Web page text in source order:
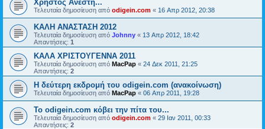
Χρηστός Ανέστη...
Τελευταία δημοσίευση από odigein.com « 16 Απρ 2012, 20:38
ΚΑΛΗ ΑΝΑΣΤΑΣΗ 2012
Τελευταία δημοσίευση από Johnny « 13 Απρ 2012, 18:42
Απαντήσεις: 1
ΚΑΛΑ ΧΡΙΣΤΟΥΓΕΝΝΑ 2011
Τελευταία δημοσίευση από MacPap « 24 Δεκ 2011, 21:25
Απαντήσεις: 2
Η δεύτερη εκδρομή του odigein.com (ανακοίνωση)
Τελευταία δημοσίευση από MacPap « 06 Απρ 2011, 19:28
Το odigein.com κόβει την πίτα του...
Τελευταία δημοσίευση από odigein.com « 29 Ιαν 2011, 00:33
Απαντήσεις: 2